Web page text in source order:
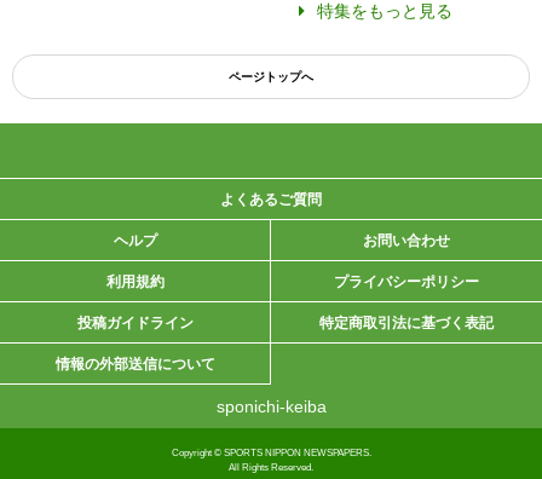
特集をもっと見る
ページトップへ
よくあるご質問
ヘルプ お問い合わせ
利用規約 プライバシーポリシー
投稿ガイドライン 特定商取引法に基づく表記
情報の外部送信について
sponichi-keiba
Copyright © SPORTS NIPPON NEWSPAPERS.
All Rights Reserved.